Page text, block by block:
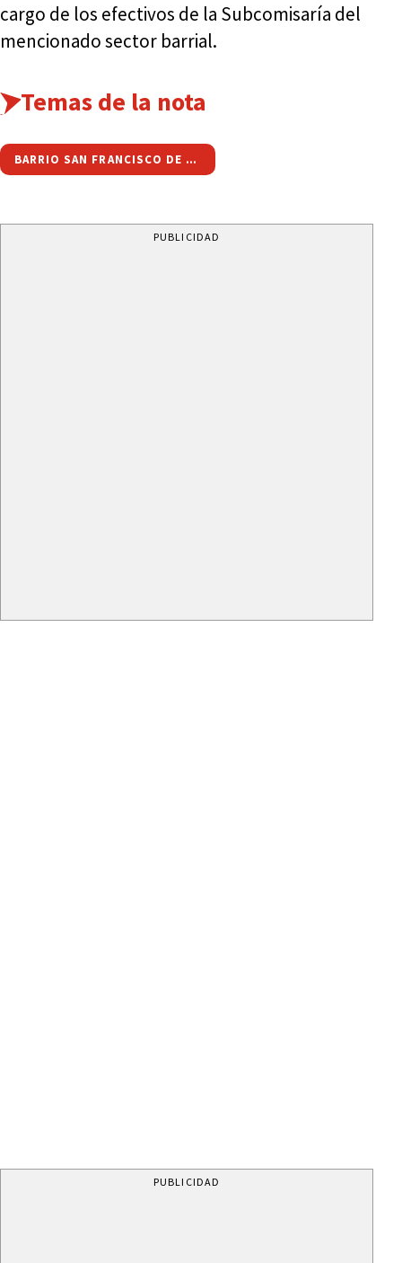
cargo de los efectivos de la Subcomisaría del
mencionado sector barrial.
Temas de la nota
BARRIO SAN FRANCISCO DE ÁLAVA
PUBLICIDAD
PUBLICIDAD